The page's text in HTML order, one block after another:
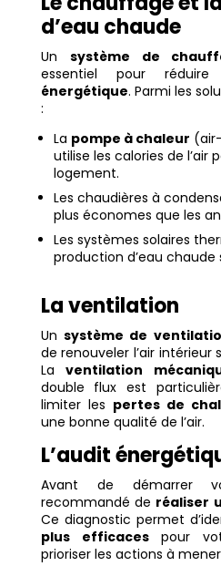
d’eau chaude
Un système de
essentiel pour
énergétique. Parmi les
:
La pompe à chaleur
utilise les calories de l’air
logement.
Les chaudières à
plus économes que les
Les systèmes solaires
production d’eau chaude
La ventilation
Unsystème de
de renouveler l’air intérieur
Laventilation
double flux est
limiter les pertes de
une bonne qualité de l’air.
L’audit
Avant de démarrer
recommandé de réaliser
Ce diagnostic permet
plus efficacespour
prioriser les actions à